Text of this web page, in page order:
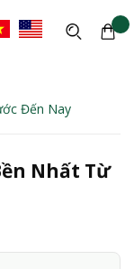
Đến Nay
Nhất Từ